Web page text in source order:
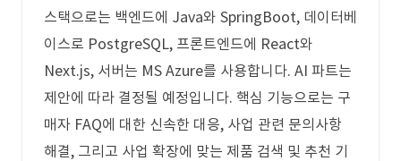
스택으로는 백엔드에 Java와 SpringBoot, 데이터베
이스로 PostgreSQL, 프론트엔드에 React와
Next.js, 서버는 MS Azure를 사용합니다. AI 파트는
제안에 따라 결정될 예정입니다. 핵심 기능으로는 구
매자 FAQ에 대한 신속한 대응, 사업 관련 문의사항
해결, 그리고 사업 확장에 맞는 제품 검색 및 추천 기